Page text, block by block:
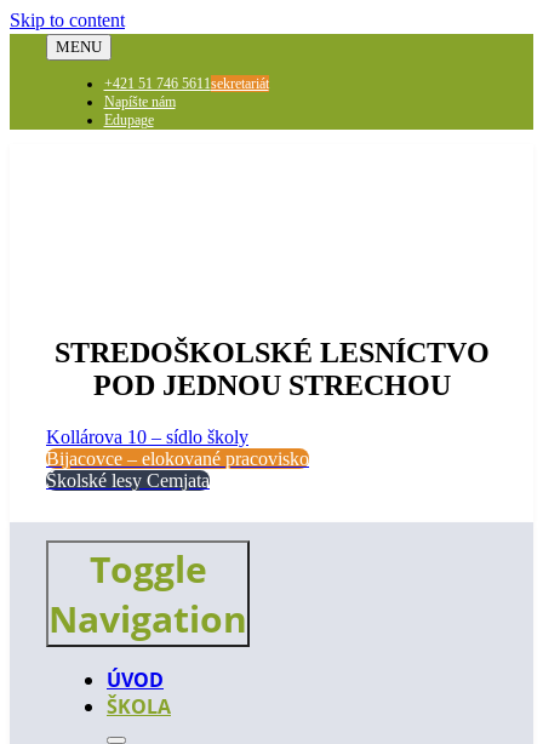
Skip to content
MENU
+421 51 746 5611sekretariát
Napíšte nám
Edupage
STREDOŠKOLSKÉ LESNÍCTVO
POD JEDNOU STRECHOU
Kollárova 10 – sídlo školy
Bijacovce – elokované pracovisko
Školské lesy Cemjata
Toggle
Navigation
ÚVOD
ŠKOLA